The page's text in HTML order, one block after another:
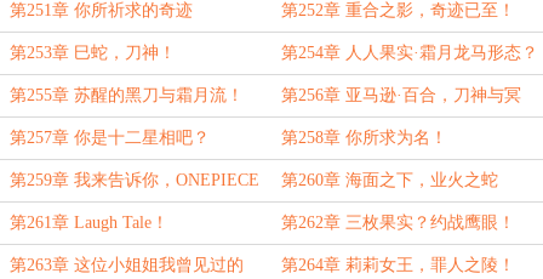
第251章 你所祈求的奇迹 第252章 重合之影，奇迹已至！
第253章 巳蛇，刀神！ 第254章 人人果实·霜月龙马形态？
来此磨刀？
第255章 苏醒的黑刀与霜月流！ 第256章 亚马逊·百合，刀神与冥
王？
第257章 你是十二星相吧？ 第258章 你所求为名！
第259章 我来告诉你，ONEPIECE
的真相！
第260章 海面之下，业火之蛇
第261章 Laugh Tale！ 第262章 三枚果实？约战鹰眼！
第263章 这位小姐姐我曾见过的 第264章 莉莉女王，罪人之陵！